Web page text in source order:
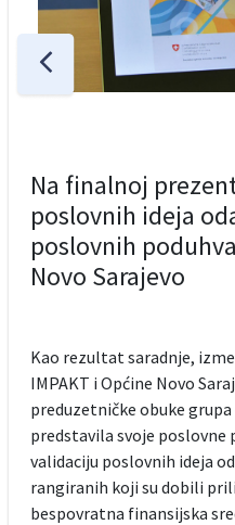
Na finalnoj
poslovnih ideja
poslovnih
Novo Sarajevo
Kao rezultat saradnje,
IMPAKT i Općine Novo
preduzetničke obuke
predstavila svoje poslovne
validaciju poslovnih ideja
rangiranih koji su dobili
bespovratna finansijska